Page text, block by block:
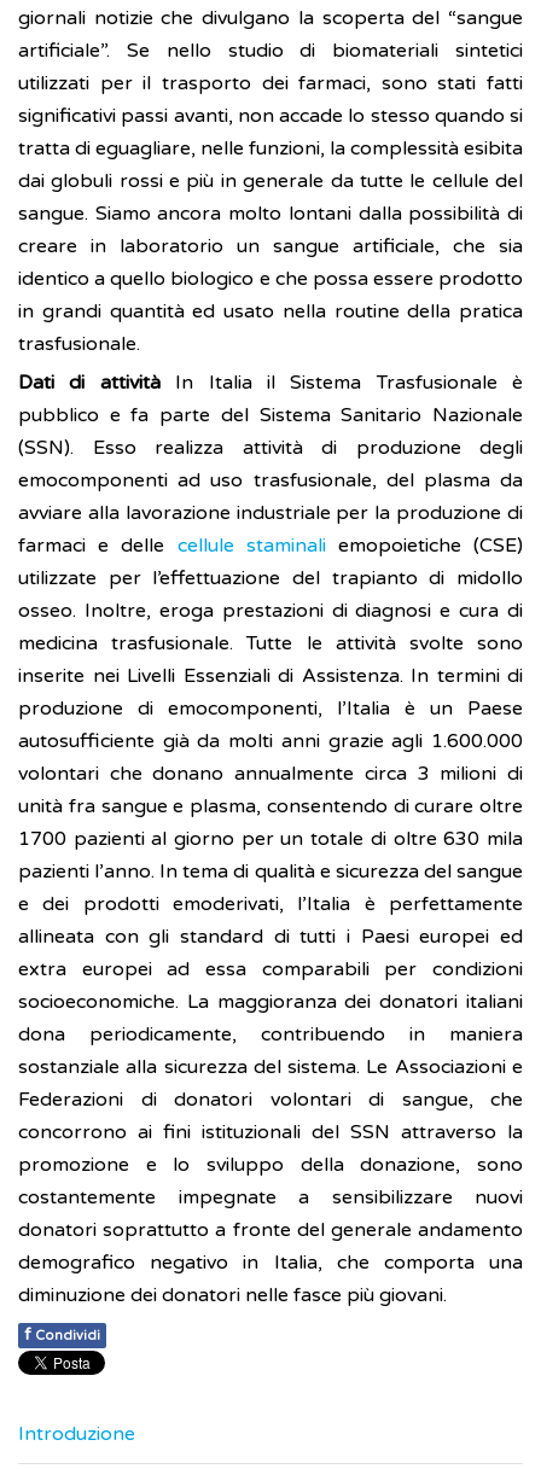
giornali notizie che divulgano la scoperta del “sangue
artificiale”. Se nello studio di biomateriali sintetici
utilizzati per il trasporto dei farmaci, sono stati fatti
significativi passi avanti, non accade lo stesso quando si
tratta di eguagliare, nelle funzioni, la complessità esibita
dai globuli rossi e più in generale da tutte le cellule del
sangue. Siamo ancora molto lontani dalla possibilità di
creare in laboratorio un sangue artificiale, che sia
identico a quello biologico e che possa essere prodotto
in grandi quantità ed usato nella routine della pratica
trasfusionale.
Dati di attivitàIn Italia il Sistema Trasfusionale è
pubblico e fa parte del Sistema Sanitario Nazionale
(SSN). Esso realizza attività di produzione degli
emocomponenti ad uso trasfusionale, del plasma da
avviare alla lavorazione industriale per la produzione di
farmaci e delle cellule staminaliemopoietiche (CSE)
utilizzate per l’effettuazione del trapianto di midollo
osseo. Inoltre, eroga prestazioni di diagnosi e cura di
medicina trasfusionale. Tutte le attività svolte sono
inserite nei Livelli Essenziali di Assistenza. In termini di
produzione di emocomponenti, l’Italia è un Paese
autosufficiente già da molti anni grazie agli 1.600.000
volontari che donano annualmente circa 3 milioni di
unità fra sangue e plasma, consentendo di curare oltre
1700 pazienti al giorno per un totale di oltre 630 mila
pazienti l’anno. In tema di qualità e sicurezza del sangue
e dei prodotti emoderivati, l’Italia è perfettamente
allineata con gli standard di tutti i Paesi europei ed
extra europei ad essa comparabili per condizioni
socioeconomiche. La maggioranza dei donatori italiani
dona periodicamente, contribuendo in maniera
sostanziale alla sicurezza del sistema. Le Associazioni e
Federazioni di donatori volontari di sangue, che
concorrono ai fini istituzionali del SSN attraverso la
promozione e lo sviluppo della donazione, sono
costantemente impegnate a sensibilizzare nuovi
donatori soprattutto a fronte del generale andamento
demografico negativo in Italia, che comporta una
diminuzione dei donatori nelle fasce più giovani.
f Condividi
Introduzione